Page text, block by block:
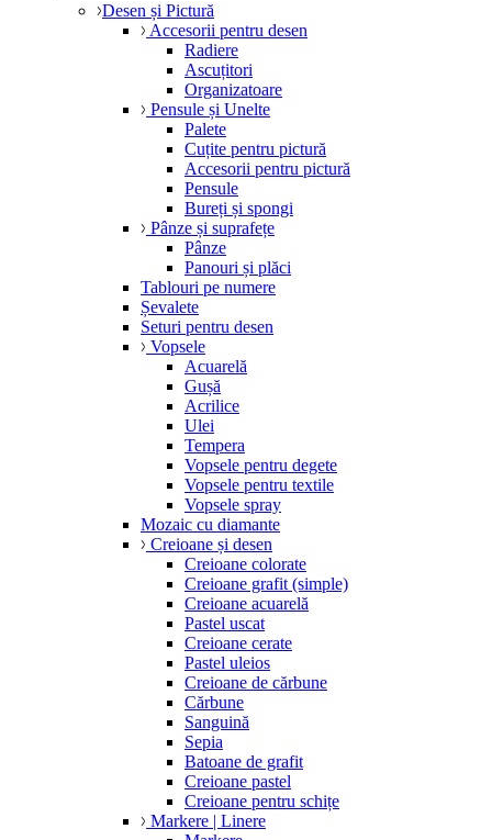
Desen și Pictură
Accesorii pentru desen
Radiere
Ascuțitori
Organizatoare
Pensule și Unelte
Palete
Cuțite pentru pictură
Accesorii pentru pictură
Pensule
Bureți și spongi
Pânze și suprafețe
Pânze
Panouri și plăci
Tablouri pe numere
Șevalete
Seturi pentru desen
Vopsele
Acuarelă
Gușă
Acrilice
Ulei
Tempera
Vopsele pentru degete
Vopsele pentru textile
Vopsele spray
Mozaic cu diamante
Creioane și desen
Creioane colorate
Creioane grafit (simple)
Creioane acuarelă
Pastel uscat
Creioane cerate
Pastel uleios
Creioane de cărbune
Cărbune
Sanguină
Sepia
Batoane de grafit
Creioane pastel
Creioane pentru schițe
Markere | Linere